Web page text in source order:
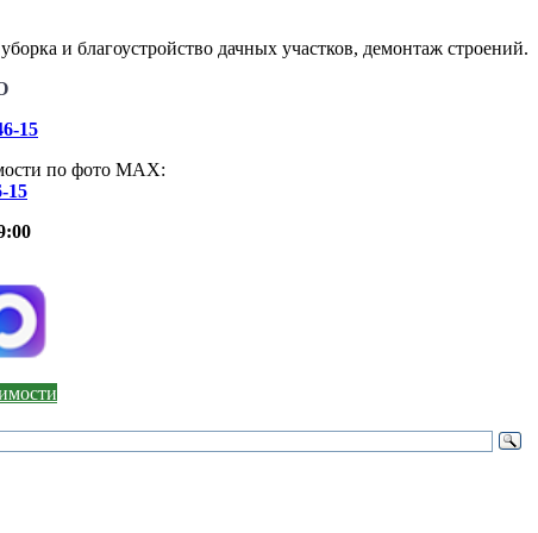
и благоустройство дачных участков, демонтаж строений.
15
по фото МАХ:
15